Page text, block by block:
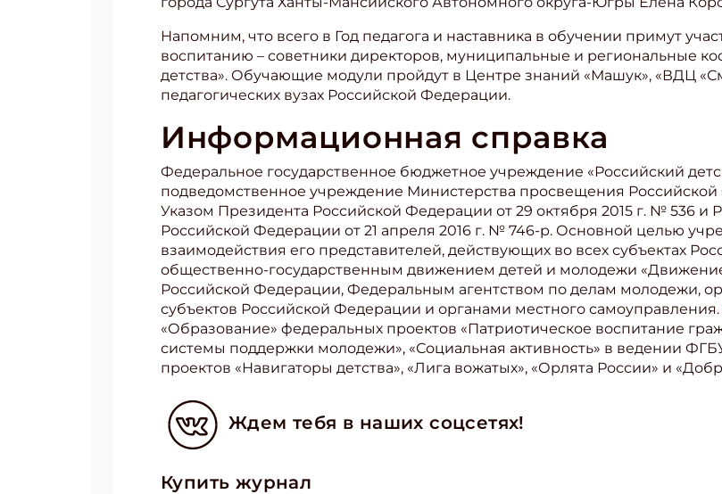
Напомним, что всего в Год педагога и наставника в обучении примут
воспитанию – советники директоров, муниципальные и региональные
детства». Обучающие модули пройдут в Центре знаний «Машук», «ВДЦ
педагогических вузах Российской Федерации.
Информационная справка
Федеральное государственное бюджетное учреждение «Российский
подведомственное учреждение Министерства просвещения Российской
Указом Президента Российской Федерации от 29 октября 2015 г. № 536 и
Российской Федерации от 21 апреля 2016 г. № 746-р. Основной целью
взаимодействия его представителей, действующих во всех субъектах
общественно-государственным движением детей и молодежи
Российской Федерации, Федеральным агентством по делам молодежи,
субъектов Российской Федерации и органами местного
«Образование» федеральных проектов «Патриотическое воспитание
системы поддержки молодежи», «Социальная активность» в ведении
проектов «Навигаторы детства», «Лига вожатых», «Орлята России» и
Ждем тебя в наших соцсетях!
Купить журнал